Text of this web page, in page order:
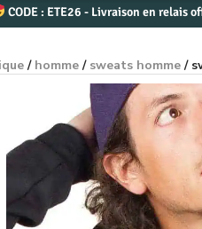
CODE : ETE26 - Livraison en relais
/ homme / sweats homme /